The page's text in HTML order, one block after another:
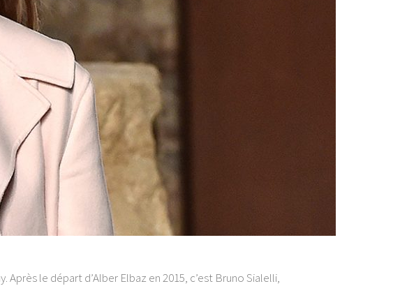
le départ d’Alber Elbaz en 2015, c’est Bruno Sialelli,